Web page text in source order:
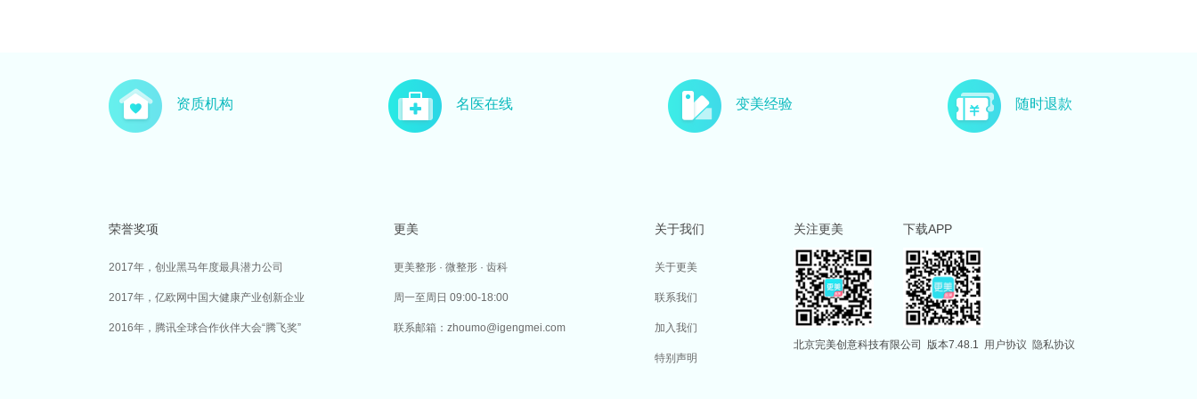
资质机构 名医在线 变美经验 随时退款
荣誉奖项
2017年，创业黑马年度最具潜力公司
2017年，亿欧网中国大健康产业创新企业
2016年，腾讯全球合作伙伴大会“腾飞奖”
更美
更美整形 · 微整形 · 齿科
周一至周日 09:00-18:00
联系邮箱：zhoumo@igengmei.com
关于我们
关于更美
联系我们
加入我们
特别声明
关注更美 下载APP
北京完美创意科技有限公司 版本7.48.1 用户协议 隐私协议